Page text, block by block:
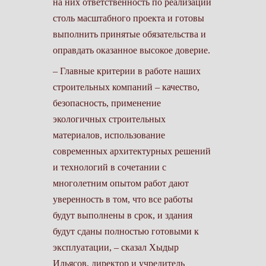
на них ответственность по реализации
столь масштабного проекта и готовы
выполнить принятые обязательства и
оправдать оказанное высокое доверие.
– Главные критерии в работе наших
строительных компаний – качество,
безопасность, применение
экологичных строи­тельных
материалов, использование
современных архитектурных решений
и технологий в сочетании с
многолетним опытом работ дают
уверенность в том, что все работы
будут выполнены в срок, и здания
будут сданы полностью готовыми к
эксплуатации, – сказал Хыдыр
Ильясов, директор и учредитель